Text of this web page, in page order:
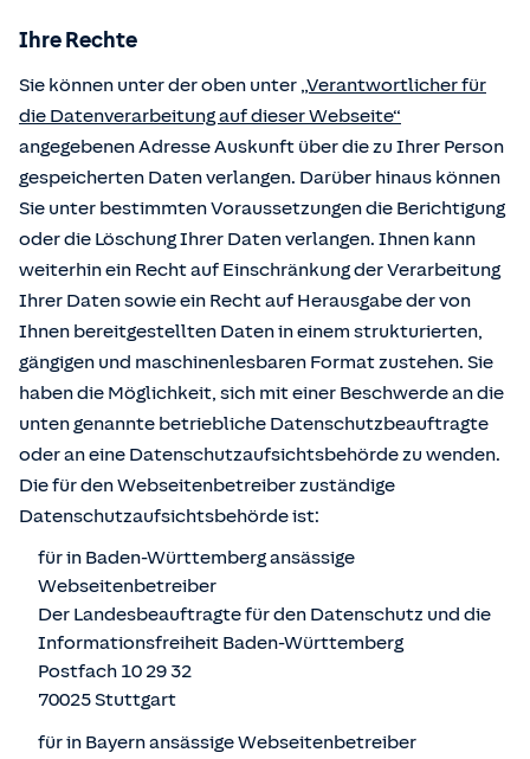
Ihre Rechte
Sie können unter der oben unter „Verantwortlicher für
die Datenverarbeitung auf dieser Webseite“
angegebenen Adresse Auskunft über die zu Ihrer Person
gespeicherten Daten verlangen. Darüber hinaus können
Sie unter bestimmten Voraussetzungen die Berichtigung
oder die Löschung Ihrer Daten verlangen. Ihnen kann
weiterhin ein Recht auf Einschränkung der Verarbeitung
Ihrer Daten sowie ein Recht auf Herausgabe der von
Ihnen bereitgestellten Daten in einem strukturierten,
gängigen und maschinenlesbaren Format zustehen. Sie
haben die Möglichkeit, sich mit einer Beschwerde an die
unten genannte betriebliche Datenschutzbeauftragte
oder an eine Datenschutzaufsichtsbehörde zu wenden.
Die für den Webseitenbetreiber zuständige
Datenschutzaufsichtsbehörde ist:
für in Baden-Württemberg ansässige
Webseitenbetreiber
Der Landesbeauftragte für den Datenschutz und die
Informationsfreiheit Baden-Württemberg
Postfach 10 29 32
70025 Stuttgart
für in Bayern ansässige Webseitenbetreiber